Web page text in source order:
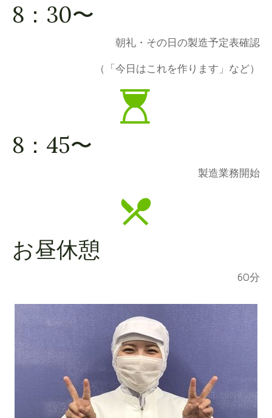
8：30〜
朝礼・その日の製造予定表確認
（「今日はこれを作ります」など）
8：45〜
製造業務開始
お昼休憩
60分